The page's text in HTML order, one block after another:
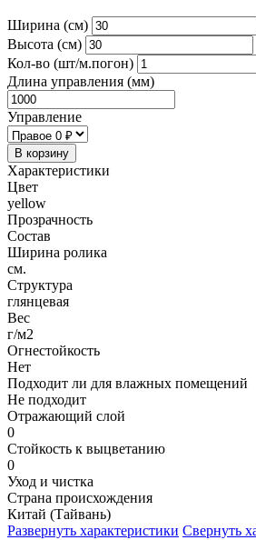
Ширина (см)
Высота (см)
Кол-во (шт/м.погон)
Длина управления (мм)
Управление
В корзину
Характеристики
Цвет
yellow
Прозрачность
Состав
Ширина ролика
см.
Структура
глянцевая
Вес
г/м2
Огнестойкость
Нет
Подходит ли для влажных помещений
Не подходит
Отражающий слой
0
Стойкость к выцветанию
0
Уход и чистка
Страна происхождения
Китай (Тайвань)
Развернуть характеристики Свернуть